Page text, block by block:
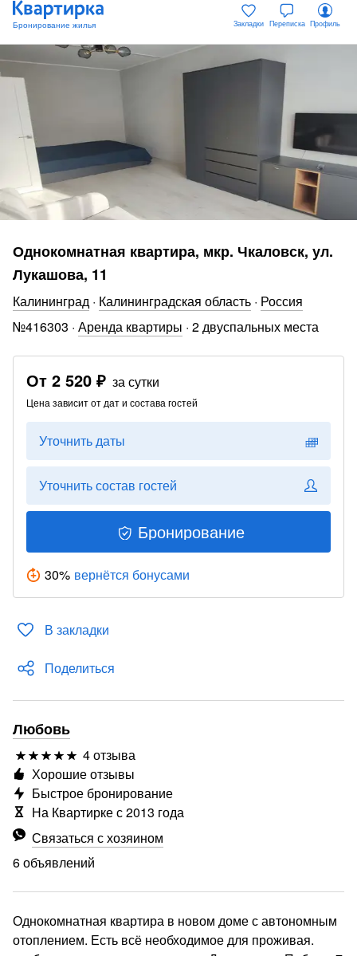
Закладки Переписка Профиль
Однокомнатная квартира, мкр. Чкаловск, ул.
Лукашова, 11
Калининград · Калининградская область · Россия
№416303 · Аренда квартиры · 2 двуспальных места
От 2 520 ₽ за сутки
Цена зависит от дат и состава гостей
Уточнить даты
Уточнить состав гостей
Бронирование
30% вернётся бонусами
В закладки
Поделиться
Любовь
4 отзыва
Связаться с хозяином
6 объявлений
Хорошие отзывы
Быстрое бронирование
На Квартирке с 2013 года
Однокомнатная квартира в новом доме с автономным
отоплением. Есть всё необходимое для проживая.